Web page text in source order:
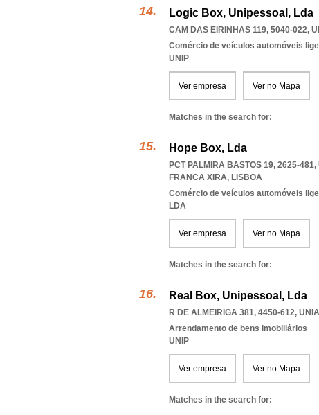
Logic Box, Unipessoal, Lda
CAM DAS EIRINHAS 119, 5040-022,
Comércio de veículos automóveis
UNIP
Ver empresa Ver no Mapa
Matches in the search for:
Hope Box, Lda
PCT PALMIRA BASTOS 19, 2625-481,
FRANCA XIRA, LISBOA
Comércio de veículos automóveis
LDA
Ver empresa Ver no Mapa
Matches in the search for:
Real Box, Unipessoal, Lda
R DE ALMEIRIGA 381, 4450-612,
Arrendamento de bens imobiliários
UNIP
Ver empresa Ver no Mapa
Matches in the search for: